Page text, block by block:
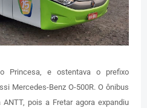
Princesa, e ostentava o prefixo
Mercedes-Benz O-500R. O ônibus
pois a Fretar agora expandiu